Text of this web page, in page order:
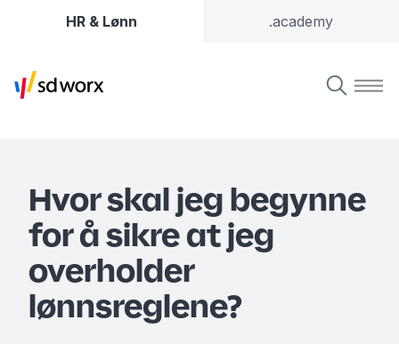
HR & Lønn .academy
Hvor skal jeg begynne
for å sikre at jeg
overholder
lønnsreglene?